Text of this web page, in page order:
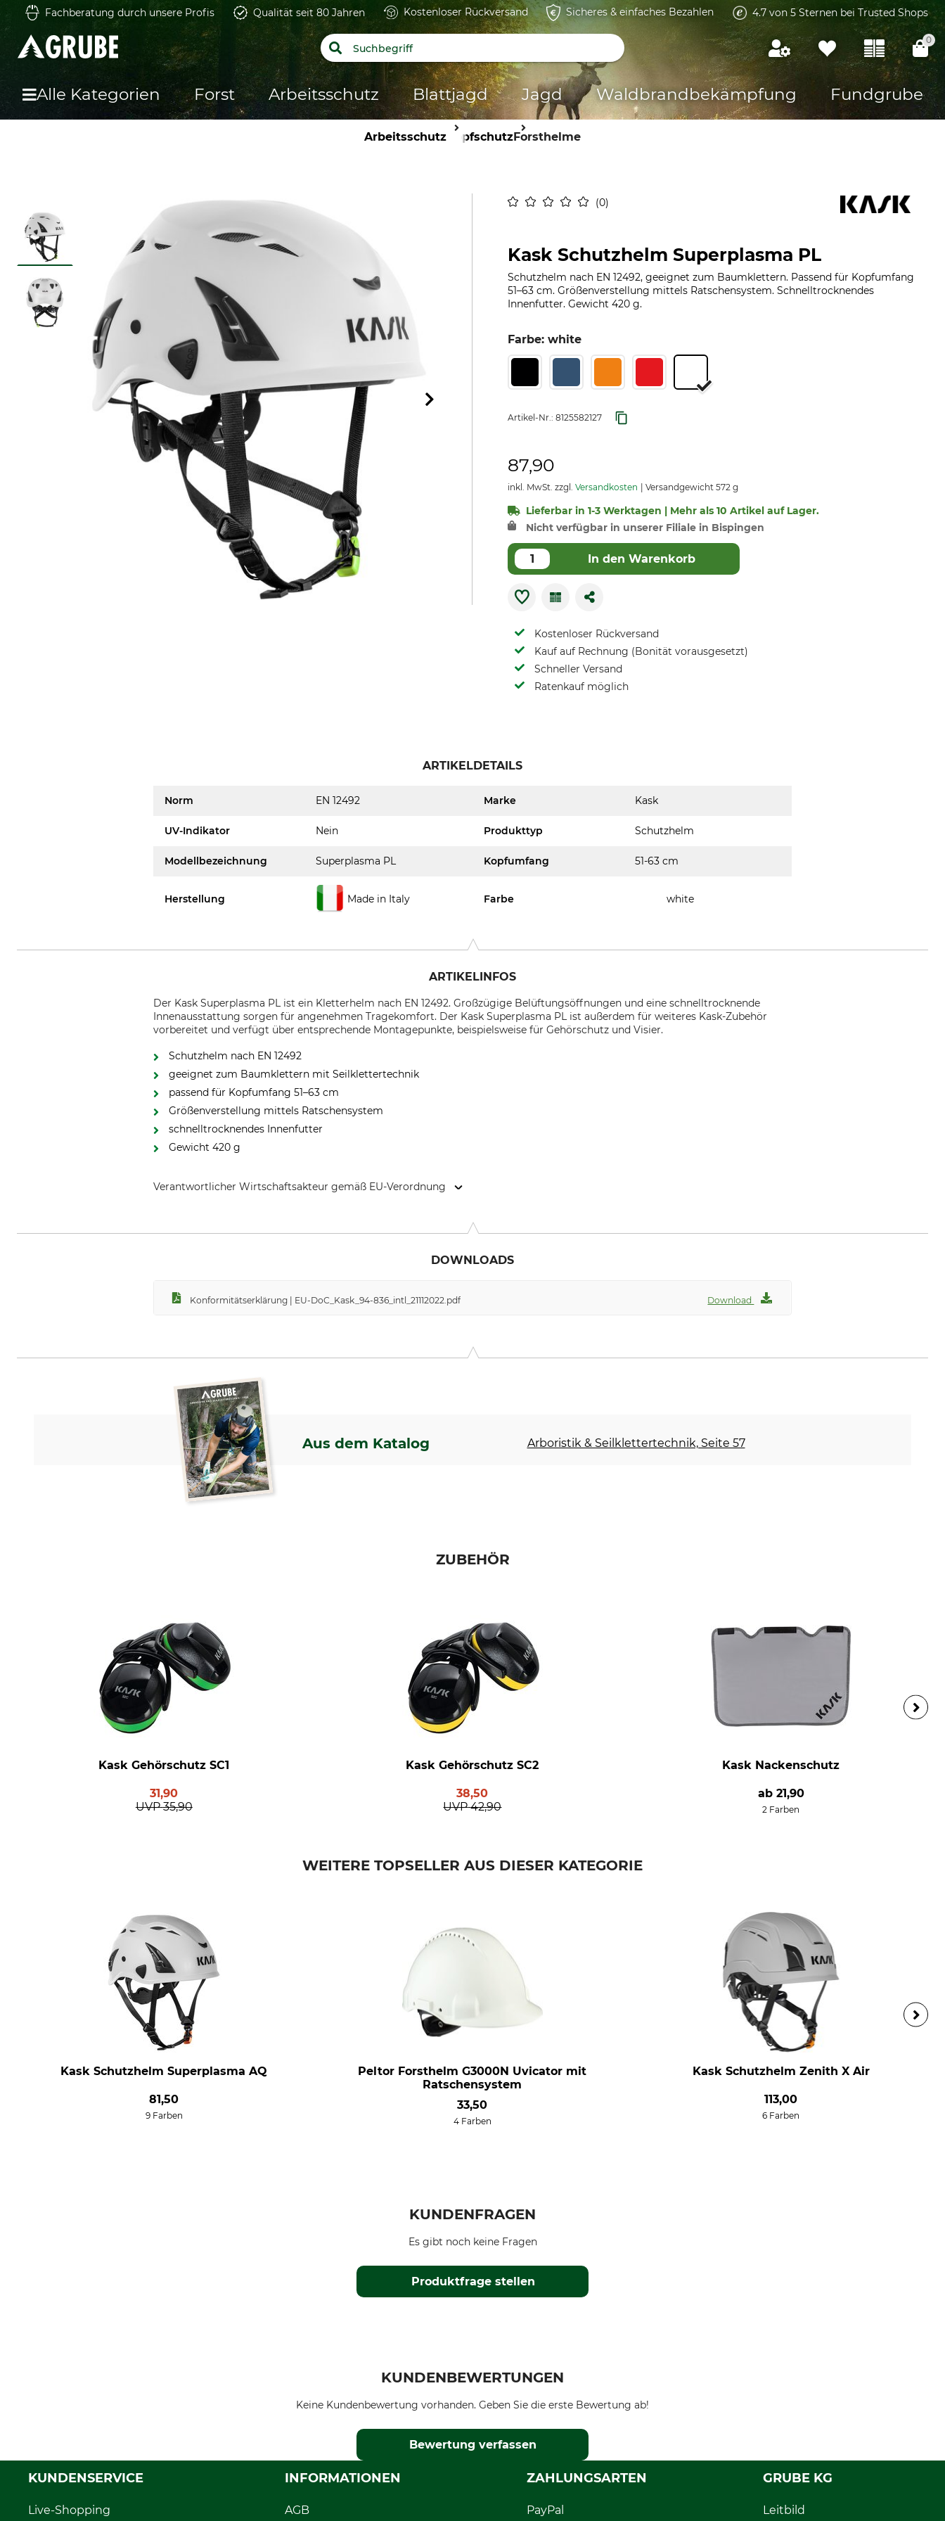
Fachberatung durch unsere Profis Qualität seit 80 Jahren Kostenloser Rückversand Sicheres & einfaches Bezahlen 4.7 von 5 Sternen bei Trusted Shops
0
Alle Kategorien Forst Arbeitsschutz Blattjagd Jagd Waldbrandbekämpfung Fundgrube
Arbeitsschutz KopfschutzForsthelme
0
Kask Schutzhelm Superplasma PL
Schutzhelm nach EN 12492, geeignet zum Baumklettern. Passend für Kopfumfang
51–63 cm. Größenverstellung mittels Ratschensystem. Schnelltrocknendes
Innenfutter. Gewicht 420 g.
Farbe: white
Artikel-Nr.: 8125582127
87,90
inkl. MwSt. zzgl. Versandkosten Versandgewicht 572 g
Lieferbar in 1-3 Werktagen | Mehr als 10 Artikel auf Lager.
Nicht verfügbar in unserer Filiale in Bispingen
In den Warenkorb
Kostenloser Rückversand
Kauf auf Rechnung (Bonität vorausgesetzt)
Schneller Versand
Ratenkauf möglich
ARTIKELDETAILS
Norm EN 12492 Marke Kask
UV-Indikator Nein Produkttyp Schutzhelm
Modellbezeichnung Superplasma PL Kopfumfang 51-63 cm
Herstellung Made in Italy Farbe white
ARTIKELINFOS
Der Kask Superplasma PL ist ein Kletterhelm nach EN 12492. Großzügige Belüftungsöffnungen und eine schnelltrocknende
Innenausstattung sorgen für angenehmen Tragekomfort. Der Kask Superplasma PL ist außerdem für weiteres Kask-Zubehör
vorbereitet und verfügt über entsprechende Montagepunkte, beispielsweise für Gehörschutz und Visier.
Schutzhelm nach EN 12492
geeignet zum Baumklettern mit Seilklettertechnik
passend für Kopfumfang 51–63 cm
Größenverstellung mittels Ratschensystem
schnelltrocknendes Innenfutter
Gewicht 420 g
Verantwortlicher Wirtschaftsakteur gemäß EU-Verordnung
DOWNLOADS
Konformitätserklärung | EU-DoC_Kask_94-836_intl_21112022.pdf Download
Aus dem Katalog Arboristik & Seilklettertechnik, Seite 57
ZUBEHÖR
Kask Gehörschutz SC1
31,90
UVP 35,90
Kask Gehörschutz SC2
38,50
UVP 42,90
Kask Nackenschutz
ab 21,90
2 Farben
WEITERE TOPSELLER AUS DIESER KATEGORIE
Kask Schutzhelm Superplasma AQ
81,50
9 Farben
Peltor Forsthelm G3000N Uvicator mit
Ratschensystem
33,50
4 Farben
Kask Schutzhelm Zenith X Air
113,00
6 Farben
KUNDENFRAGEN
Produktfrage stellen
Es gibt noch keine Fragen
KUNDENBEWERTUNGEN
Keine Kundenbewertung vorhanden. Geben Sie die erste Bewertung ab!
Bewertung verfassen
KUNDENSERVICE
Live-Shopping
INFORMATIONEN
AGB
ZAHLUNGSARTEN
PayPal
GRUBE KG
Leitbild